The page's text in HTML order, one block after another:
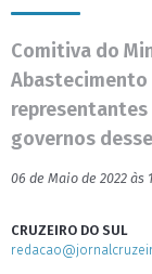
Comitiva do
Abastecimento
representantes
governos
06 de Maio de 2022 às
CRUZEIRO DO SUL